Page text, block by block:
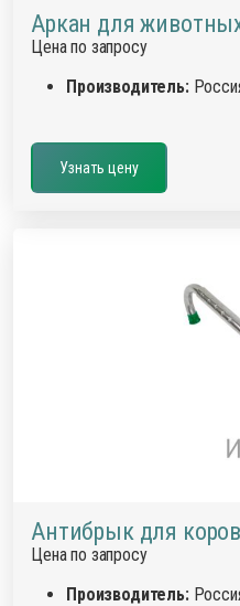
Аркан для
Цена по запросу
Производитель:
Узнать цену
Антибрык для
Цена по запросу
Производитель: